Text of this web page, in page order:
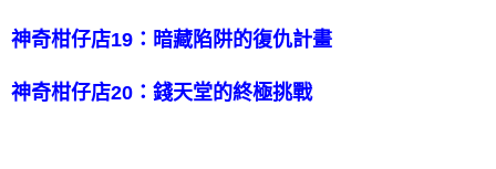
神奇柑仔店19：暗藏陷阱的復仇計畫
神奇柑仔店20：錢天堂的終極挑戰